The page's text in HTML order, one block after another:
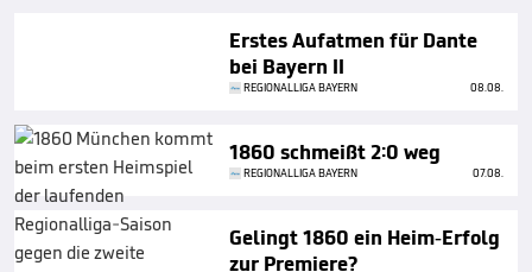
Erstes Aufatmen für Dante
bei Bayern II
REGIONALLIGA BAYERN 08.08.
1860 schmeißt 2:0 weg
REGIONALLIGA BAYERN 07.08.
Gelingt 1860 ein Heim-Erfolg
zur Premiere?